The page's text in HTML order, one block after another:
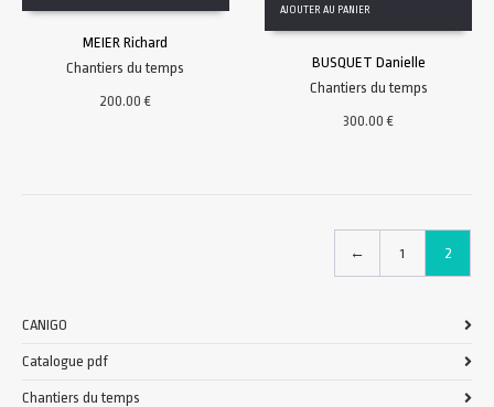
MEIER Richard
Chantiers du temps
200.00€
AJOUTER AU PANIER
BUSQUET Danielle
Chantiers du temps
300.00€
← 1 2
CANIGO
Catalogue pdf
Chantiers du temps